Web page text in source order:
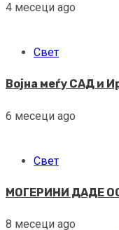
4 месеци ago
Свет
Војна меѓу САД и
6 месеци ago
Свет
МОГЕРИНИ ДАДЕ
8 месеци ago